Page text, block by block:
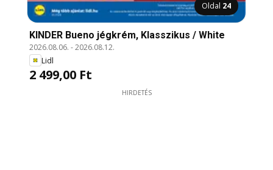
Oldal 24
KINDER Bueno jégkrém, Klasszikus / White
2026.08.06. -2026.08.12.
Lidl
2 499,00 Ft
HIRDETÉS